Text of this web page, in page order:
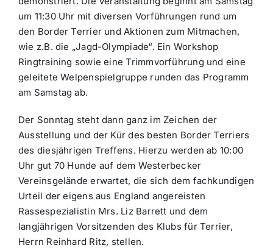
um 11:30 Uhr mit diversen Vorführungen rund um
den Border Terrier und Aktionen zum Mitmachen,
wie z.B. die „Jagd-Olympiade“. Ein Workshop
Ringtraining sowie eine Trimmvorführung und eine
geleitete Welpenspielgruppe runden das Programm
am Samstag ab.
Der Sonntag steht dann ganz im Zeichen der
Ausstellung und der Kür des besten Border Terriers
des diesjährigen Treffens. Hierzu werden ab 10:00
Uhr gut 70 Hunde auf dem Westerbecker
Vereinsgelände erwartet, die sich dem fachkundigen
Urteil der eigens aus England angereisten
Rassespezialistin Mrs. Liz Barrett und dem
langjährigen Vorsitzenden des Klubs für Terrier,
Herrn Reinhard Ritz, stellen.